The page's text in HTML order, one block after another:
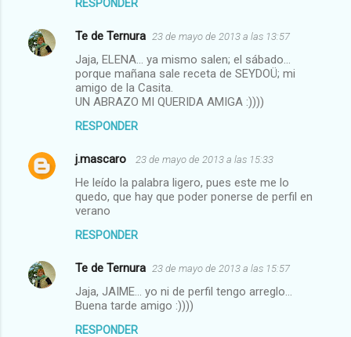
RESPONDER
Te de Ternura 23 de mayo de 2013 a las 13:57
Jaja, ELENA... ya mismo salen; el sábado...
porque mañana sale receta de SEYDOÜ; mi
amigo de la Casita.
UN ABRAZO MI QUERIDA AMIGA :))))
RESPONDER
j.mascaro 23 de mayo de 2013 a las 15:33
He leído la palabra ligero, pues este me lo
quedo, que hay que poder ponerse de perfil en
verano
RESPONDER
Te de Ternura 23 de mayo de 2013 a las 15:57
Jaja, JAIME... yo ni de perfil tengo arreglo...
Buena tarde amigo :))))
RESPONDER